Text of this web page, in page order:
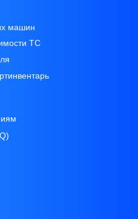
машин
ТС